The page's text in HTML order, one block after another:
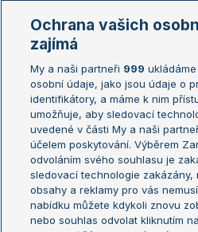
Žebříčky
Žebříček ATP (muži)
Žebříček WTA (ženy)
Sázkařský žebříček
US
Turnaj
Aktualní trendy
Ochrana vašich
zajímá
My a naši partneři 999
osobní údaje, jako jsou údaje o
identifikátory, a máme k nim
umožňuje, aby sledovací
uvedené v části My a naši
účelem poskytování. Výběrem
odvoláním svého souhlasu je
sledovací technologie zakázány,
obsahy a reklamy pro vás
nabídku můžete kdykoli znovu
nebo souhlas odvolat kliknutím